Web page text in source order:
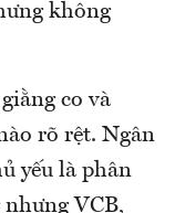
không
co và
rõ rệt. Ngân
yếu là phân
VCB,